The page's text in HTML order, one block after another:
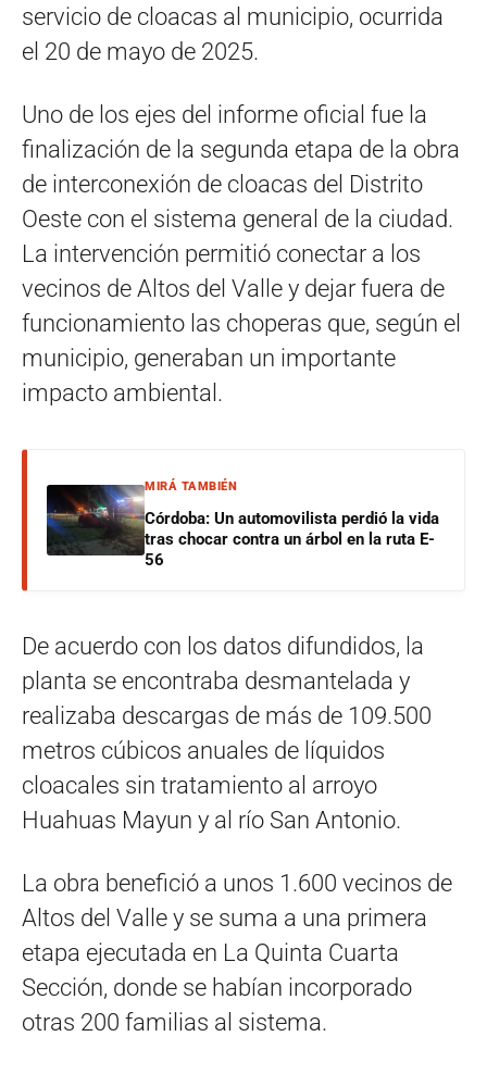
servicio de cloacas al municipio, ocurrida
el 20 de mayo de 2025.
Uno de los ejes del informe oficial fue la
finalización de la segunda etapa de la obra
de interconexión de cloacas del Distrito
Oeste con el sistema general de la ciudad.
La intervención permitió conectar a los
vecinos de Altos del Valle y dejar fuera de
funcionamiento las choperas que, según el
municipio, generaban un importante
impacto ambiental.
MIRÁ TAMBIÉN
Córdoba: Un automovilista perdió la vida
tras chocar contra un árbol en la ruta E-
56
De acuerdo con los datos difundidos, la
planta se encontraba desmantelada y
realizaba descargas de más de 109.500
metros cúbicos anuales de líquidos
cloacales sin tratamiento al arroyo
Huahuas Mayun y al río San Antonio.
La obra benefició a unos 1.600 vecinos de
Altos del Valle y se suma a una primera
etapa ejecutada en La Quinta Cuarta
Sección, donde se habían incorporado
otras 200 familias al sistema.